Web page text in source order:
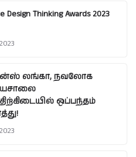
Design Thinking Awards 2023
லங்கா, நவலோக
ஒப்பந்தம்